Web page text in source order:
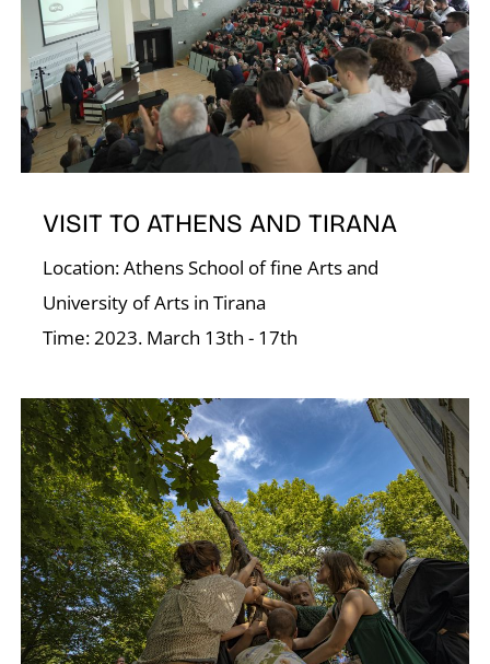
VISIT TO ATHENS AND TIRANA
Location: Athens School of fine Arts and
University of Arts in Tirana
Time: 2023. March 13th - 17th